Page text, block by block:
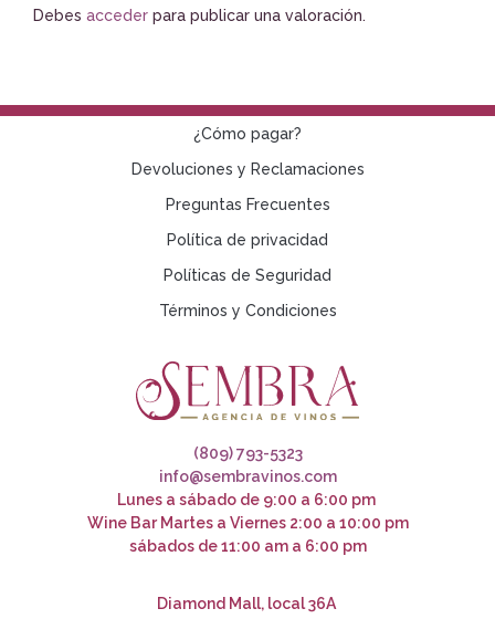
Debes acceder para publicar una valoración.
¿Cómo pagar?
Devoluciones y Reclamaciones
Preguntas Frecuentes
Política de privacidad
Políticas de Seguridad
Términos y Condiciones
(809) 793-5323
info@sembravinos.com
Lunes a sábado de 9:00 a 6:00 pm
Wine Bar Martes a Viernes 2:00 a 10:00 pm
sábados de 11:00 am a 6:00 pm
Diamond Mall, local 36A